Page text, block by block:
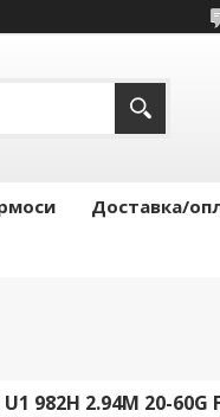
Доставка/
982H 2.94M 20-60G